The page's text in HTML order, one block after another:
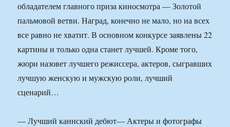
обладателем главного приза киносмотра — Золотой
пальмовой ветви. Наград, конечно не мало, но на всех
все равно не хватит. В основном конкурсе заявлены 22
картины и только одна станет лучшей. Кроме того,
жюри назовет лучшего режиссера, актеров, сыгравших
лучшую женскую и мужскую роли, лучший
сценарий…
— Лучший каннский дебют— Актеры и фотографы